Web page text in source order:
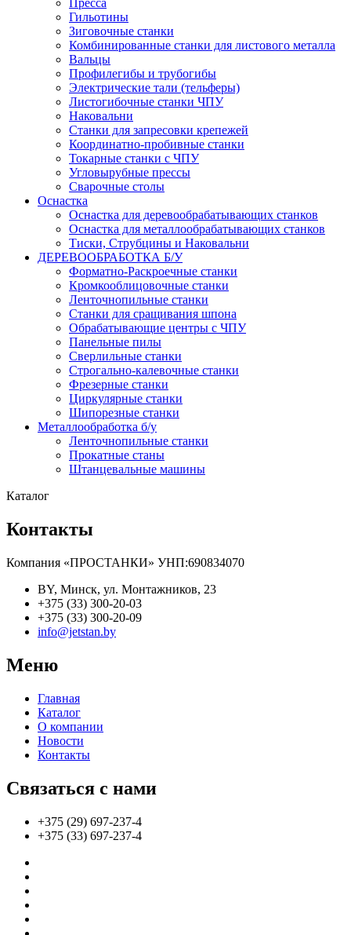
Пресса
Гильотины
Зиговочные станки
Комбинированные станки для листового металла
Вальцы
Профилегибы и трубогибы
Электрические тали (тельферы)
Листогибочные станки ЧПУ
Наковальни
Станки для запресовки крепежей
Координатно-пробивные станки
Токарные станки с ЧПУ
Угловырубные прессы
Сварочные столы
Оснастка
Оснастка для деревообрабатывающих станков
Оснастка для металлообрабатывающих станков
Тиски, Струбцины и Наковальни
ДЕРЕВООБРАБОТКА Б/У
Форматно-Раскроечные станки
Кромкооблицовочные станки
Ленточнопильные станки
Станки для сращивания шпона
Обрабатывающие центры с ЧПУ
Панельные пилы
Сверлильные станки
Строгально-калевочные станки
Фрезерные станки
Циркулярные станки
Шипорезные станки
Металлообработка б/у
Ленточнопильные станки
Прокатные станы
Штанцевальные машины
Каталог
Контакты
Компания «ПРОСТАНКИ» УНП:690834070
BY, Минск, ул. Монтажников, 23
+375 (33) 300-20-03
+375 (33) 300-20-09
info@jetstan.by
Меню
Главная
Каталог
О компании
Новости
Контакты
Связаться с нами
+375 (29) 697-237-4
+375 (33) 697-237-4